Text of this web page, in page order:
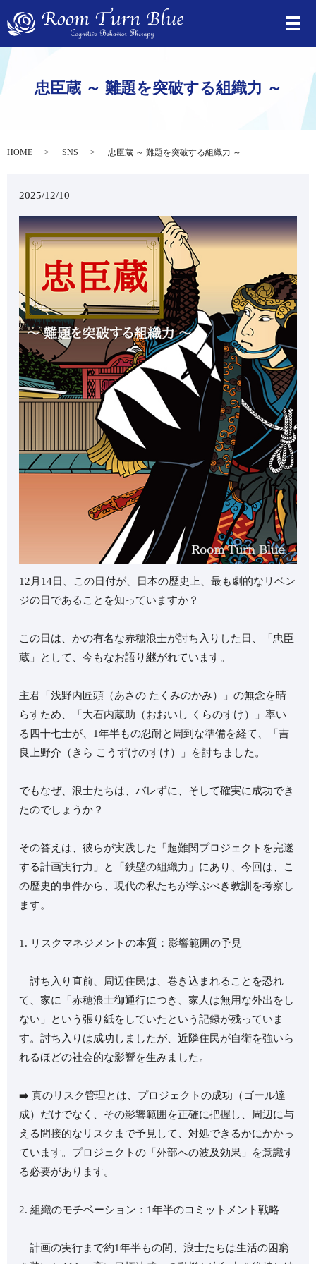
忠臣蔵 ～ 難題を突破する組織力 ～
HOME SNS 忠臣蔵 ～ 難題を突破する組織力 ～
2025/12/10
12月14日、この日付が、日本の歴史上、最も劇的なリベン
ジの日であることを知っていますか？
この日は、かの有名な赤穂浪士が討ち入りした日、「忠臣
蔵」として、今もなお語り継がれています。
主君「浅野内匠頭（あさの たくみのかみ）」の無念を晴
らすため、「大石内蔵助（おおいし くらのすけ）」率い
る四十七士が、1年半もの忍耐と周到な準備を経て、「吉
良上野介（きら こうずけのすけ）」を討ちました。
でもなぜ、浪士たちは、バレずに、そして確実に成功でき
たのでしょうか？
その答えは、彼らが実践した「超難関プロジェクトを完遂
する計画実行力」と「鉄壁の組織力」にあり、今回は、こ
の歴史的事件から、現代の私たちが学ぶべき教訓を考察し
ます。
1. リスクマネジメントの本質：影響範囲の予見
討ち入り直前、周辺住民は、巻き込まれることを恐れ
て、家に「赤穂浪士御通行につき、家人は無用な外出をし
ない」という張り紙をしていたという記録が残っていま
す。討ち入りは成功しましたが、近隣住民が自衛を強いら
れるほどの社会的な影響を生みました。
➡️ 真のリスク管理とは、プロジェクトの成功（ゴール達
成）だけでなく、その影響範囲を正確に把握し、周辺に与
える間接的なリスクまで予見して、対処できるかにかかっ
ています。プロジェクトの「外部への波及効果」を意識す
る必要があります。
2. 組織のモチベーション：1年半のコミットメント戦略
計画の実行まで約1年半もの間、浪士たちは生活の困窮